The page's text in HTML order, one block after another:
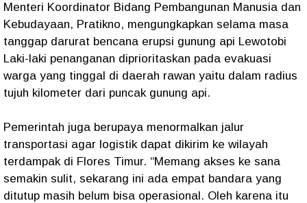
Menteri Koordinator Bidang Pembangunan Manusia dan
Kebudayaan, Pratikno, mengungkapkan selama masa
tanggap darurat bencana erupsi gunung api Lewotobi
Laki-laki penanganan diprioritaskan pada evakuasi
warga yang tinggal di daerah rawan yaitu dalam radius
tujuh kilometer dari puncak gunung api.
Pemerintah juga berupaya menormalkan jalur
transportasi agar logistik dapat dikirim ke wilayah
terdampak di Flores Timur. “Memang akses ke sana
semakin sulit, sekarang ini ada empat bandara yang
ditutup masih belum bisa operasional. Oleh karena itu